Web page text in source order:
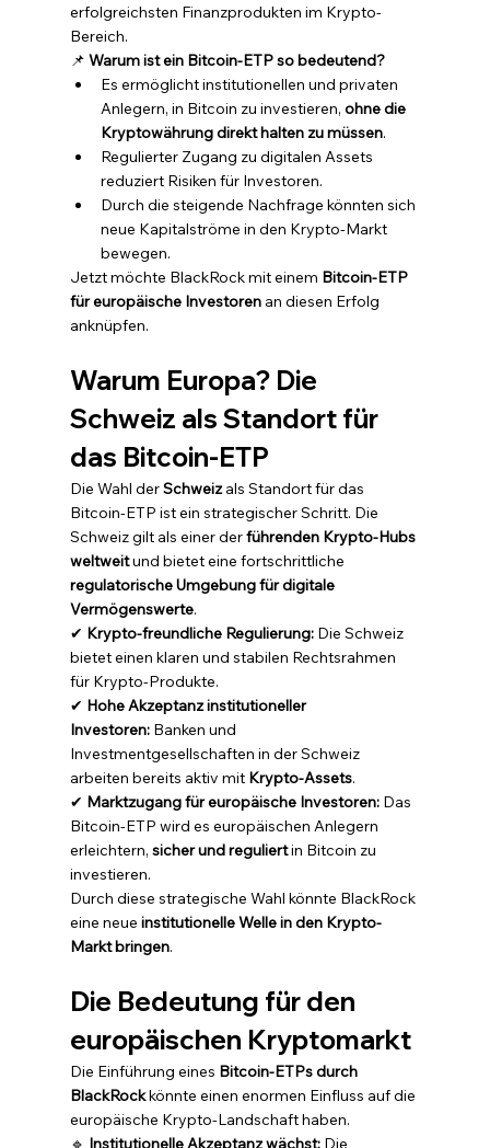
erfolgreichsten Finanzprodukten im Krypto-
Bereich.
📌 Warum ist ein Bitcoin-ETP so bedeutend?
Es ermöglicht institutionellen und privaten
Anlegern, in Bitcoin zu investieren, ohne die
Kryptowährung direkt halten zu müssen.
Regulierter Zugang zu digitalen Assets
reduziert Risiken für Investoren.
Durch die steigende Nachfrage könnten sich
neue Kapitalströme in den Krypto-Markt
bewegen.
Jetzt möchte BlackRock mit einem Bitcoin-ETP
für europäische Investoren an diesen Erfolg
anknüpfen.
Warum Europa? Die
Schweiz als Standort für
das Bitcoin-ETP
Die Wahl der Schweiz als Standort für das
Bitcoin-ETP ist ein strategischer Schritt. Die
Schweiz gilt als einer der führenden Krypto-Hubs
weltweit und bietet eine fortschrittliche
regulatorische Umgebung für digitale
Vermögenswerte.
✔ Krypto-freundliche Regulierung: Die Schweiz
bietet einen klaren und stabilen Rechtsrahmen
für Krypto-Produkte.
✔ Hohe Akzeptanz institutioneller
Investoren: Banken und
Investmentgesellschaften in der Schweiz
arbeiten bereits aktiv mit Krypto-Assets.
✔ Marktzugang für europäische Investoren: Das
Bitcoin-ETP wird es europäischen Anlegern
erleichtern, sicher und reguliert in Bitcoin zu
investieren.
Durch diese strategische Wahl könnte BlackRock
eine neue institutionelle Welle in den Krypto-
Markt bringen.
Die Bedeutung für den
europäischen Kryptomarkt
Die Einführung eines Bitcoin-ETPs durch
BlackRock könnte einen enormen Einfluss auf die
europäische Krypto-Landschaft haben.
🔹 Institutionelle Akzeptanz wächst: Die